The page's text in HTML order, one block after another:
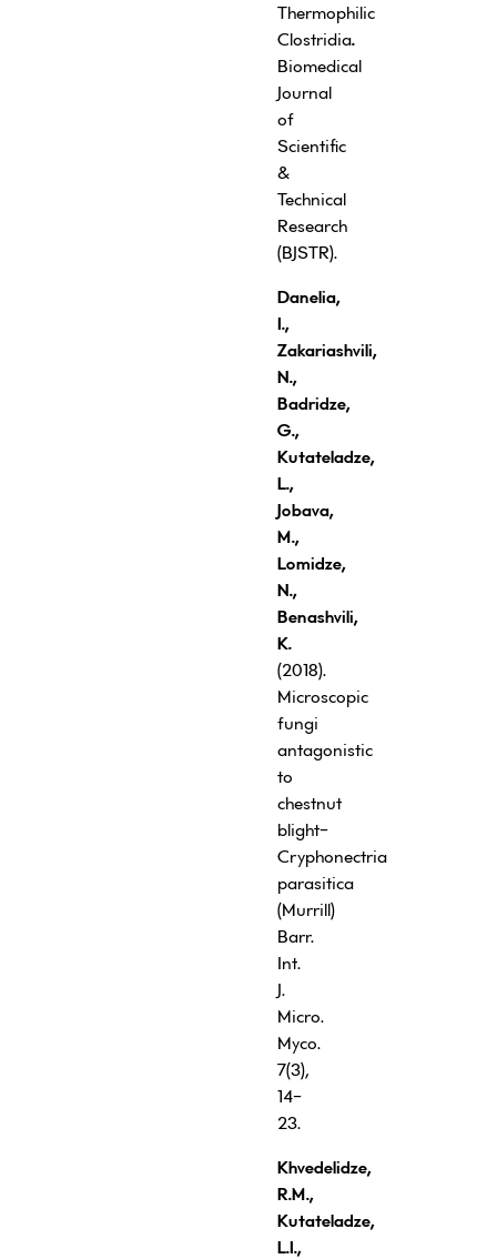
Thermophilic
Clostridia.
Biomedical
Journal
of
Scientific
&
Technical
Research
(BJSTR).
Danelia,
I.,
Zakariashvili,
N.,
Badridze,
G.,
Kutateladze,
L.,
Jobava,
M.,
Lomidze,
N.,
Benashvili,
K.
(2018).
Microscopic
fungi
antagonistic
to
chestnut
blight-
Cryphonectria
parasitica
(Murrill)
Barr.
Int.
J.
Micro.
Myco.
7(3),
14-
23.
Khvedelidze,
R.M.,
Kutateladze,
L.I.,